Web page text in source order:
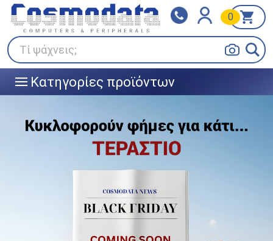
Τί ψάχνεις;
0
||| Κατηγορίες προϊόντων
Klarna
Πληρώστε σε 3
άτοκες δόσεις
BOX NOW